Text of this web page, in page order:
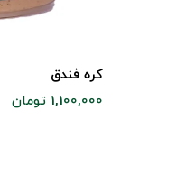
کره فندق
1,100,000 تومان